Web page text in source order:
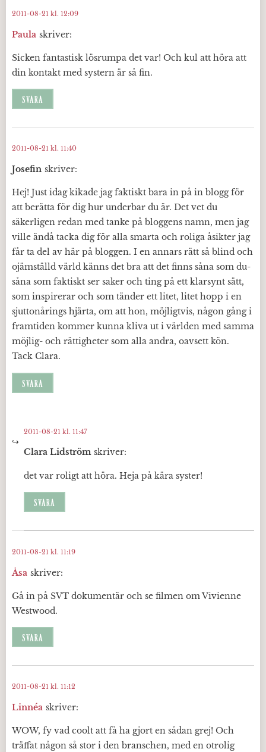
Paula skriver:
2011-08-21 kl. 12:09
Sicken fantastisk lösrumpa det var! Och kul att höra att
din kontakt med systern är så fin.
SVARA
Josefin skriver:
2011-08-21 kl. 11:40
Hej! Just idag kikade jag faktiskt bara in på in blogg för
att berätta för dig hur underbar du är. Det vet du
säkerligen redan med tanke på bloggens namn, men jag
ville ändå tacka dig för alla smarta och roliga åsikter jag
får ta del av här på bloggen. I en annars rätt så blind och
ojämställd värld känns det bra att det finns såna som du-
såna som faktiskt ser saker och ting på ett klarsynt sätt,
som inspirerar och som tänder ett litet, litet hopp i en
sjuttonårings hjärta, om att hon, möjligtvis, någon gång i
framtiden kommer kunna kliva ut i världen med samma
möjlig- och rättigheter som alla andra, oavsett kön.
Tack Clara.
SVARA
Clara Lidström skriver:
2011-08-21 kl. 11:47
det var roligt att höra. Heja på kära syster!
SVARA
Åsa skriver:
2011-08-21 kl. 11:19
Gå in på SVT dokumentär och se filmen om Vivienne
Westwood.
SVARA
Linnéa skriver:
2011-08-21 kl. 11:12
WOW, fy vad coolt att få ha gjort en sådan grej! Och
träffat någon så stor i den branschen, med en otrolig